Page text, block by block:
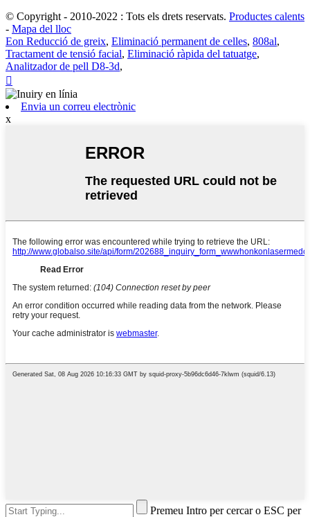
© Copyright - 2010-2022 : Tots els drets reservats. Productes calents
- Mapa del lloc
Eon Reducció de greix, Eliminació permanent de celles, 808al,
Tractament de tensió facial, Eliminació ràpida del tatuatge,
Analitzador de pell D8-3d,

Envia un correu electrònic
x
Premeu Intro per cercar o ESC per